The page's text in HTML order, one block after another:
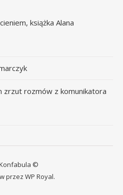
książka Alana
zrzut rozmów z komunikatora
©
przez WP Royal.